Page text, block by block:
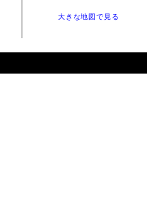
大きな地図で見る